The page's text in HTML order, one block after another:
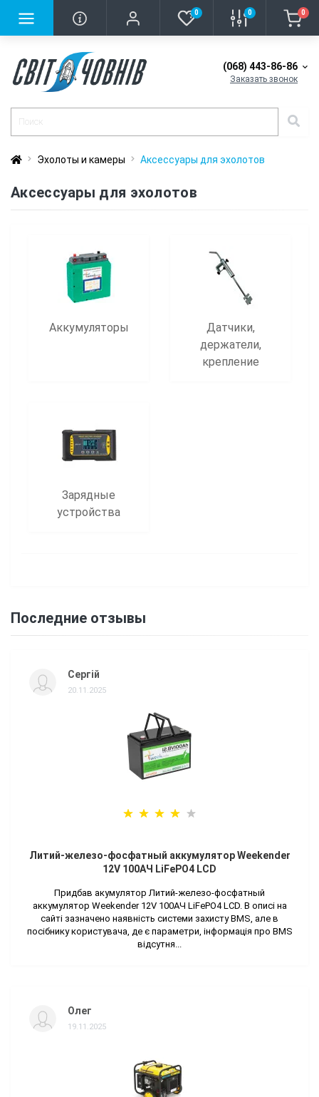
0 0 0
(068) 443-86-86
Заказать звонок
Эхолоты и камеры Аксессуары для эхолотов
Аксессуары для эхолотов
Аккумуляторы
Датчики,
держатели,
крепление
Зарядные
устройства
Последние отзывы
Сергій
20.11.2025
Литий-железо-фосфатный аккумулятор Weekender
12V 100AЧ LiFePO4 LCD
Придбав акумулятор Литий-железо-фосфатный
аккумулятор Weekender 12V 100AЧ LiFePO4 LCD. В описі на
сайті зазначено наявність системи захисту BMS, але в
посібнику користувача, де є параметри, інформація про BMS
відсутня...
Олег
19.11.2025